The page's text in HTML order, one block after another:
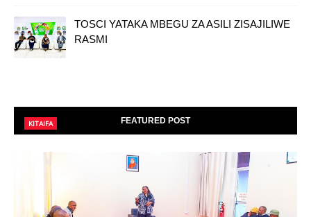
TOSCI YATAKA MBEGU ZA ASILI ZISAJILIWE
RASMI
FEATURED POST
KITAIFA